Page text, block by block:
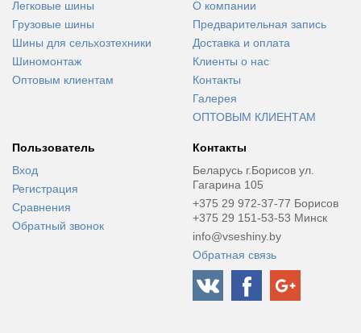
Легковые шины
Грузовые шины
Шины для сельхозтехники
Шиномонтаж
Оптовым клиентам
О компании
Предварительная запись
Доставка и оплата
Клиенты о нас
Контакты
Галерея
ОПТОВЫМ КЛИЕНТАМ
Пользователь
Вход
Регистрация
Сравнения
Обратный звонок
Контакты
Беларусь г.Борисов ул.
Гагарина 105
+375 29 972-37-77 Борисов
+375 29 151-53-53 Минск
info@vseshiny.by
Обратная связь